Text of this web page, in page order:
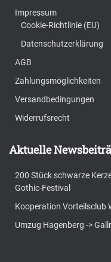
Impressum
Cookie-Richtlinie (EU)
Datenschutzerklärung
AGB
Zahlungsmöglichkeiten
Versandbedingungen
Widerrufsrecht
Aktuelle
200 Stück schwarze
Gothic-Festival
Kooperation Vorteilsclub
Umzug Hagenberg ->